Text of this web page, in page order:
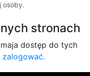
osoby.
stronach
dostęp do tych
zalogować.